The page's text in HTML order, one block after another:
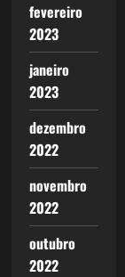
fevereiro
2023
janeiro
2023
dezembro
2022
novembro
2022
outubro
2022